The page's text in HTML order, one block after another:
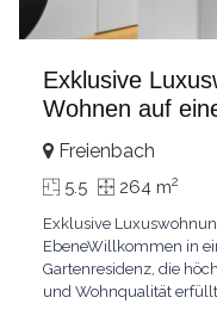
Exklusive
Wohnen auf
Freienbach
5.5 264 m2
Exklusive
EbeneWillkommen in
Gartenresidenz, die
und Wohnqualität